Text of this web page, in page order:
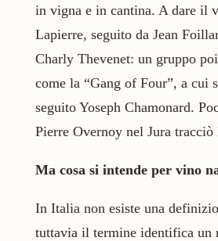
in vigna e in cantina. A dare il
Lapierre, seguito da Jean
Charly Thevenet: un gruppo
come la “Gang of Four”, a cui
seguito Yoseph Chamonard.
Pierre Overnoy nel Jura tracciò
Ma cosa si intende per vino
In Italia non esiste una
tuttavia il termine identifica un